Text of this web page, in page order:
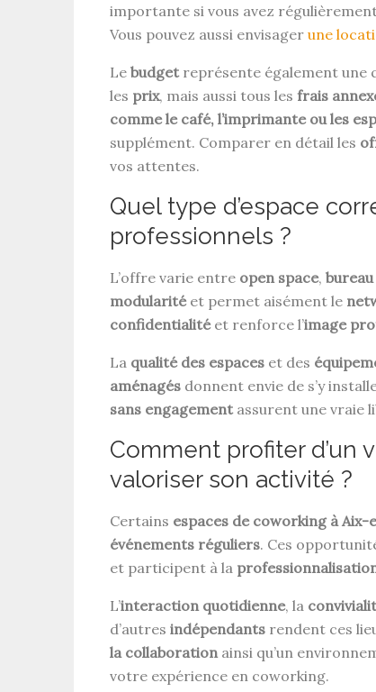
importante si vous avez
Vous pouvez aussi envisager une
Le budgetreprésente également une
les prix, mais aussi tous les frais
comme le café, l’imprimante ou les
supplément. Comparer en détail les
vos attentes.
Quel type d’espace
professionnels ?
L’offre varie entre open space,
modularitéet permet aisément le
confidentialitéet renforce l’image
La qualité des espaces et des
aménagés donnent envie de s’y
sans engagementassurent une vraie
Comment profiter d’un
valoriser son activité ?
Certains espaces de coworking à Aix-
événements réguliers. Ces
et participent à la
L’interaction quotidienne, la
d’autres indépendants rendent ces
la collaboration ainsi qu’un
votre expérience en coworking.